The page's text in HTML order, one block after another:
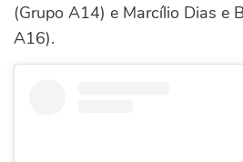
(Grupo A14) e Marcílio Dias e
A16).